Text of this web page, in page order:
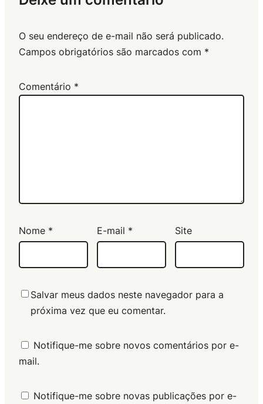
O seu endereço de e-mail não será publicado.
Campos obrigatórios são marcados com *
Comentário *
Nome * E-mail * Site
Salvar meus dados neste navegador para a
próxima vez que eu comentar.
Notifique-me sobre novos comentários por e-
mail.
Notifique-me sobre novas publicações por e-